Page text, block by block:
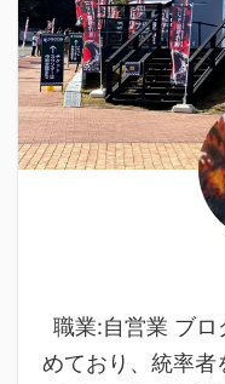
職業:自営業 ブ
めており、統率者